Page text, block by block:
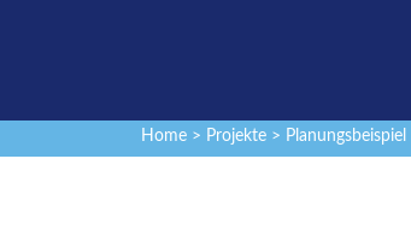
Home > Projekte >